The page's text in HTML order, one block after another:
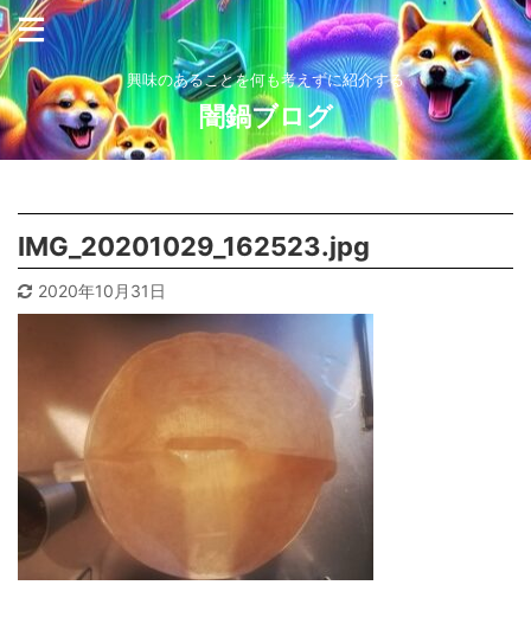
興味のあることを何も考えずに紹介する
闇鍋ブログ
IMG_20201029_162523.jpg
2020年10月31日